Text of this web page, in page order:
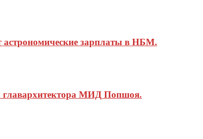
астрономические зарплаты в НБМ.
МИД Попшоя.